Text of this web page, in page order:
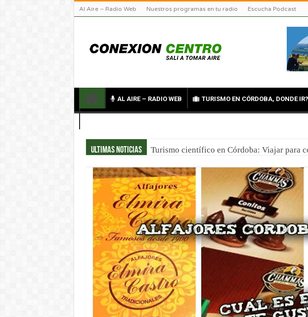
Al Aire – Radio Web Nuestros programas en tu radio Escucha Podcast
AL AIRE – RADIO WEB TURISMO EN CÓRDOBA, DONDE IR?
Ultimas noticias Turismo científico en Córdoba: Viajar para